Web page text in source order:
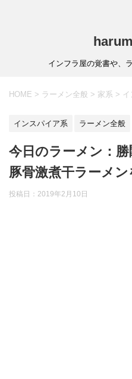
インフラ屋の覚書や、
HOME > ラーメン全般 > 家系 >
インスパイア系 ラーメン全般
今日のラーメン：
豚骨激煮干ラーメン
投稿日：2019年2月10日